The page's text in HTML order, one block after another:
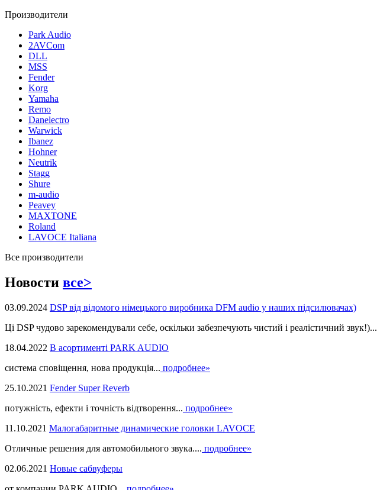
Производители
Park Audio
2AVCom
DLL
MSS
Fender
Korg
Yamaha
Remo
Danelectro
Warwick
Ibanez
Hohner
Neutrik
Stagg
Shure
m-audio
Peavey
MAXTONE
Roland
LAVOCE Italiana
Все производители
Новости все>
03.09.2024 DSP від відомого німецького виробника DFM audio у наших підсилювачах)
Ці DSP чудово зарекомендували себе, оскільки забезпечують чистий і реалістичний звук!)...
18.04.2022 В асортименті PARK AUDIO
система сповіщення, нова продукцiя... подробнее»
25.10.2021 Fender Super Reverb
потужність, ефекти і точність відтворення... подробнее»
11.10.2021 Малогабаритные динамические головки LAVOCE
Отличные решения для автомобильного звука.... подробнее»
02.06.2021 Новые сабвуферы